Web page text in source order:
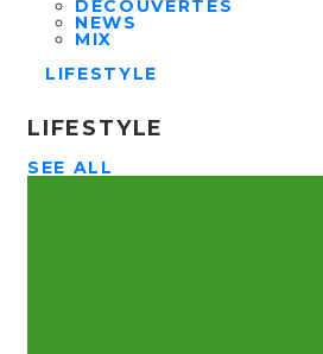
DÉCOUVERTES
NEWS
MIX
LIFESTYLE
LIFESTYLE
SEE ALL